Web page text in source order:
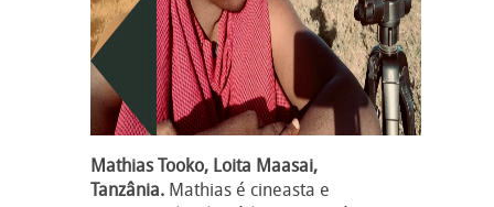
Mathias Tooko, Loita Maasai,
Tanzânia. Mathias é cineasta e